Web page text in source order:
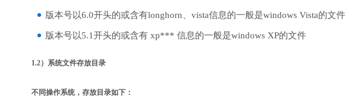
版本号以6.0开头的或含有longhorn、vista信息的一般是windows Vista的文件
版本号以5.1开头的或含有 xp*** 信息的一般是windows XP的文件
1.2）系统文件存放目录
不同操作系统，存放目录如下：